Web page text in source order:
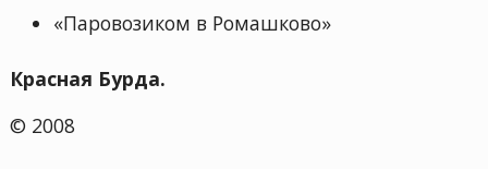
«Паровозиком в Ромашково»
Красная Бурда.
© 2008